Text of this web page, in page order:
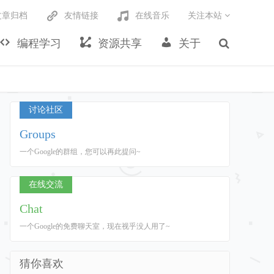
编程学习 资源共享 关于
章归档 友情链接 在线音乐 关注本站
讨论社区
Groups
一个Google的群组，您可以再此提问~
在线交流
Chat
一个Google的免费聊天室，现在视乎没人用了~
猜你喜欢